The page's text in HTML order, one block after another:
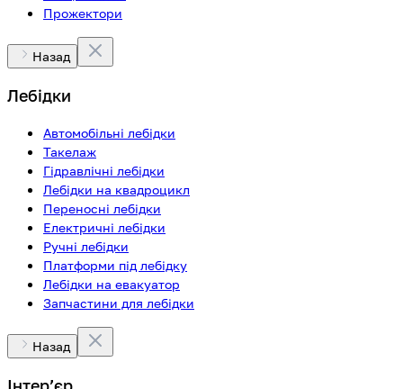
Прожектори
Назад
Лебідки
Автомобільні лебідки
Такелаж
Гідравлічні лебідки
Лебідки на квадроцикл
Переносні лебідки
Електричні лебідки
Ручні лебідки
Платформи під лебідку
Лебідки на евакуатор
Запчастини для лебідки
Назад